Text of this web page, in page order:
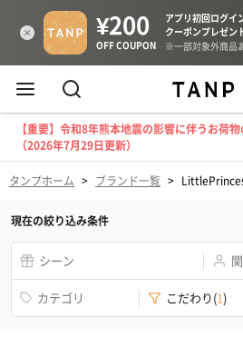
【重要】令和8年熊本地震の影響に伴うお荷
（2026年7月29日更新）
タンプホーム > ブランド一覧 >
現在の絞り込み条件
シーン
カテゴリ こだわり(1)